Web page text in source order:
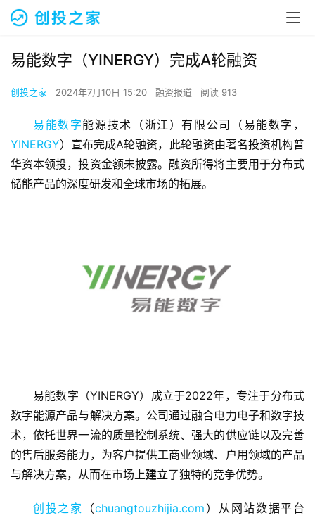
页
融
资
易能数字（YINERGY）完成A轮融资
创投之家 2024年7月10日 15:20 融资报道 阅读 913
易能数字能源技术（浙江）有限公司（易能数字，
YINERGY）宣布完成A轮融资，此轮融资由著名投资机构普
华资本领投，投资金额未披露。融资所得将主要用于分布式
储能产品的深度研发和全球市场的拓展。
易能数字（YINERGY）成立于2022年，专注于分布式
数字能源产品与解决方案。公司通过融合电力电子和数字技
术，依托世界一流的质量控制系统、强大的供应链以及完善
的售后服务能力，为客户提供工商业领域、户用领域的产品
与解决方案，从而在市场上建立了独特的竞争优势。
创投之家 （chuangtouzhijia.com ）从网站数据平台